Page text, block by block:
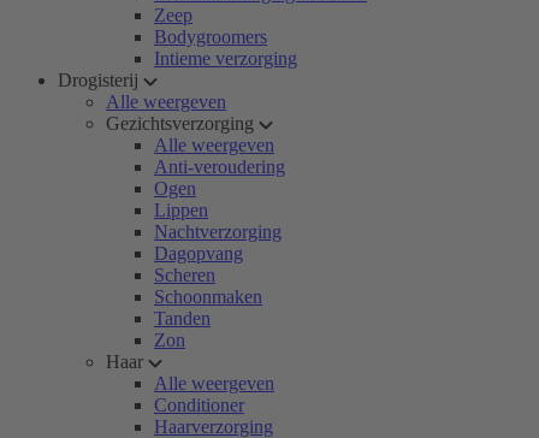
Zeep
Bodygroomers
Intieme verzorging
Drogisterij
Alle weergeven
Gezichtsverzorging
Alle weergeven
Anti-veroudering
Ogen
Lippen
Nachtverzorging
Dagopvang
Scheren
Schoonmaken
Tanden
Zon
Haar
Alle weergeven
Conditioner
Haarverzorging